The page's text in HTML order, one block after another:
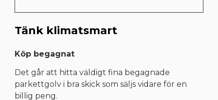
Tänk klimatsmart
Köp begagnat
Det går att hitta väldigt fina begagnade
parkettgolv i bra skick som säljs vidare för en
billig peng.